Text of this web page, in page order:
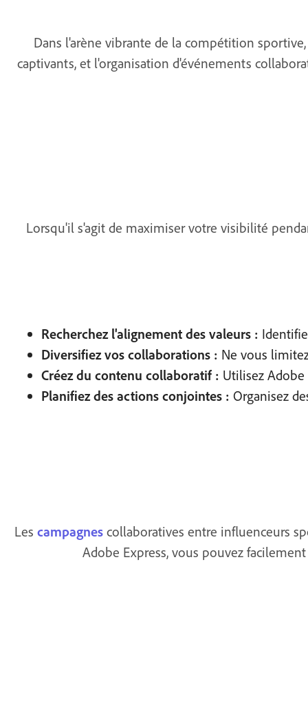
Dans l'arène vibrante de la compétition
captivants, et l'organisation d'événements
Lorsqu'il s'agit de maximiser votre visibilité
Recherchez l'alignement des valeurs :
Diversifiez vos collaborations : Ne vous
Créez du contenu collaboratif : Utilisez
Planifiez des actions conjointes : Organisez
Les campagnescollaboratives entre influenceurs
Adobe Express, vous pouvez